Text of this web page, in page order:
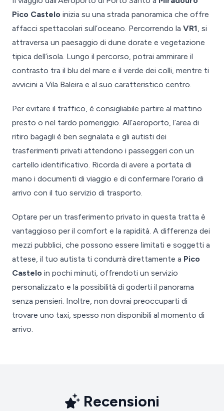
Pico Castelo inizia su una strada panoramica che offre
affacci spettacolari sull’oceano. Percorrendo la VR1, si
attraversa un paesaggio di dune dorate e vegetazione
tipica dell’isola. Lungo il percorso, potrai ammirare il
contrasto tra il blu del mare e il verde dei colli, mentre ti
avvicini a Vila Baleira e al suo caratteristico centro.
Per evitare il traffico, è consigliabile partire al mattino
presto o nel tardo pomeriggio. All’aeroporto, l’area di
ritiro bagagli è ben segnalata e gli autisti dei
trasferimenti privati attendono i passeggeri con un
cartello identificativo. Ricorda di avere a portata di
mano i documenti di viaggio e di confermare l'orario di
arrivo con il tuo servizio di trasporto.
Optare per un trasferimento privato in questa tratta è
vantaggioso per il comfort e la rapidità. A differenza dei
mezzi pubblici, che possono essere limitati e soggetti a
attese, il tuo autista ti condurrà direttamente a Pico
Castelo in pochi minuti, offrendoti un servizio
personalizzato e la possibilità di goderti il panorama
senza pensieri. Inoltre, non dovrai preoccuparti di
trovare uno taxi, spesso non disponibili al momento di
arrivo.
Recensioni